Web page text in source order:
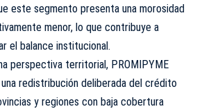
este segmento presenta una morosidad
menor, lo que contribuye a
el balance institucional.
perspectiva territorial, PROMIPYME
redistribución deliberada del crédito
y regiones con baja cobertura